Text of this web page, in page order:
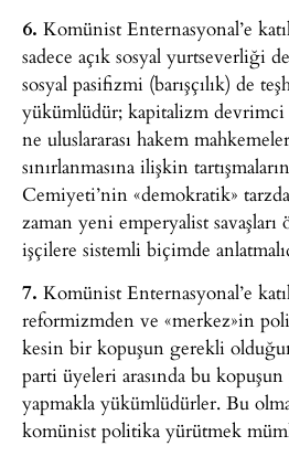
6. Komünist Enternasyonal’e
sadece açık sosyal yurtseverliği
sosyal pasifizmi (barışçılık) de
yükümlüdür; kapitalizm devrimci
ne uluslararası hakem
sınırlanmasına ilişkin
Cemiyeti’nin «demokratik»
zaman yeni emperyalist
işçilere sistemli biçimde
7. Komünist Enternasyonal’e
reformizmden ve «merkez»in
kesin bir kopuşun gerekli
parti üyeleri arasında bu kopuşun
yapmakla yükümlüdürler. Bu
komünist politika yürütmek